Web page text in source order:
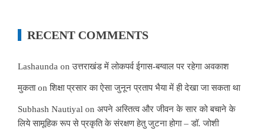
RECENT COMMENTS
Lashaunda onउत्तराखंड में लोकपर्व ईगास-बग्वाल पर रहेगा अवकाश
मुकताonशिक्षा प्रसार का ऐसा जुनून प्रताप भैया में ही देखा जा सकता था
Subhash Nautiyal on अपने अस्तित्व और जीवन के सार को बचाने के
लिये सामूहिक रूप से प्रकृति के संरक्षण हेतु जुटना होगा – डॉ. जोशी